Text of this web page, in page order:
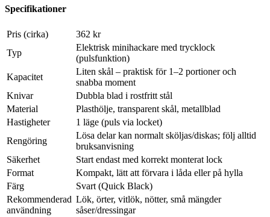
Specifikationer
Pris (cirka)
362 kr
Typ
Elektrisk minihackare med trycklock
(pulsfunktion)
Kapacitet
Liten skål – praktisk för 1–2 portioner och
snabba moment
Knivar
Dubbla blad i rostfritt stål
Material
Plasthölje, transparent skål, metallblad
Hastigheter
1 läge (puls via locket)
Rengöring
Lösa delar kan normalt sköljas/diskas; följ alltid
bruksanvisning
Säkerhet
Start endast med korrekt monterat lock
Format
Kompakt, lätt att förvara i låda eller på hylla
Färg
Svart (Quick Black)
Rekommenderad
användning
Lök, örter, vitlök, nötter, små mängder
såser/dressingar